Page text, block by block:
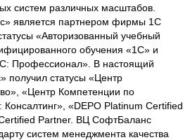
систем различных масштабов.
является партнером фирмы 1С
«Авторизованный учебный
обучения «1С» и
Профессионал». В настоящий
статусы «Центр
«Центр Компетенции по
«DEPO Platinum Certified
Partner. ВЦ СофтБаланс
систем менеджмента качества